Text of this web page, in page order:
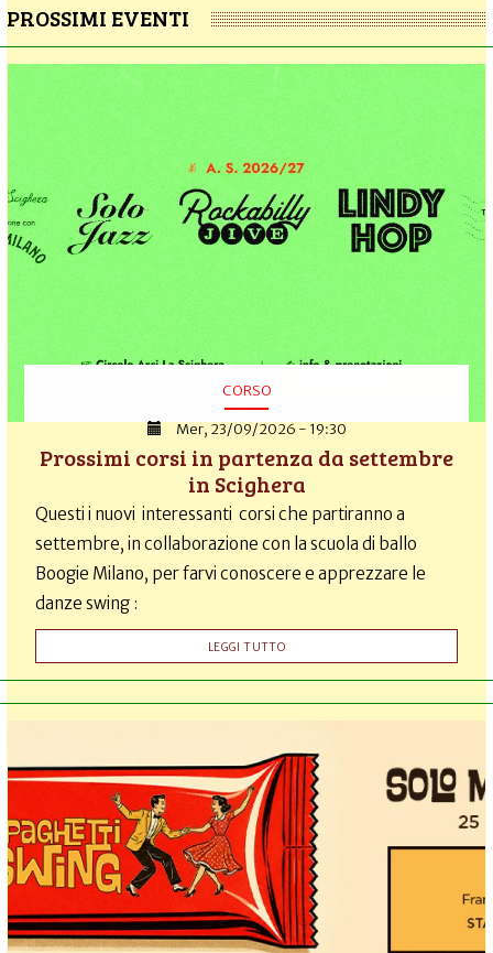
PROSSIMI EVENTI
CORSO
Mer, 23/09/2026 - 19:30
Prossimi corsi in partenza da settembre
in Scighera
Questi i nuovi interessanti corsi che partiranno a
settembre, in collaborazione con la scuola di ballo
Boogie Milano, per farvi conoscere e apprezzare le
danze swing :
LEGGI TUTTO